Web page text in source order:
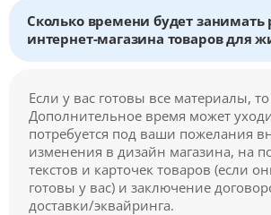
Сколько времени будет занимать
интернет-магазина товаров для
Если у вас готовы все материалы,
Дополнительное время может
потребуется под ваши пожелания
изменения в дизайн магазина, на
текстов и карточек товаров (если
готовы у вас) и заключение
доставки/эквайринга.